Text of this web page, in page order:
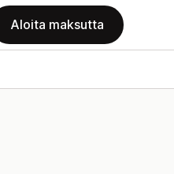
Aloita maksutta